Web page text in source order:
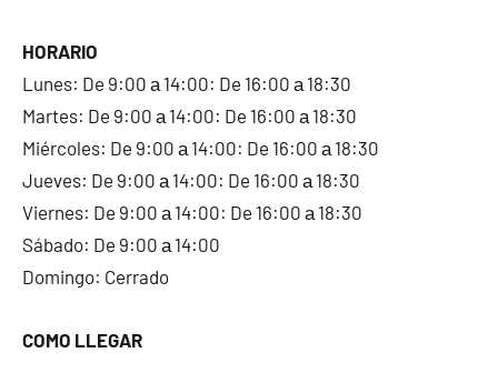
HORARIO
Lunes: De 9:00 а 14:00: De 16:00 а 18:30
Martes: De 9:00 а 14:00: De 16:00 а 18:30
Miércoles: De 9:00 а 14:00: De 16:00 а 18:30
Jueves: De 9:00 а 14:00: De 16:00 а 18:30
Viernes: De 9:00 а 14:00: De 16:00 а 18:30
Sábado: De 9:00 а 14:00
Domingo: Cerrado
COMO LLEGAR